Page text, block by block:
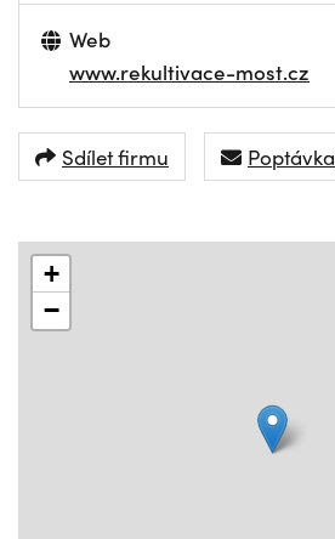
Web
www.rekultivace-most.cz
Sdílet firmu Poptávka
+
−